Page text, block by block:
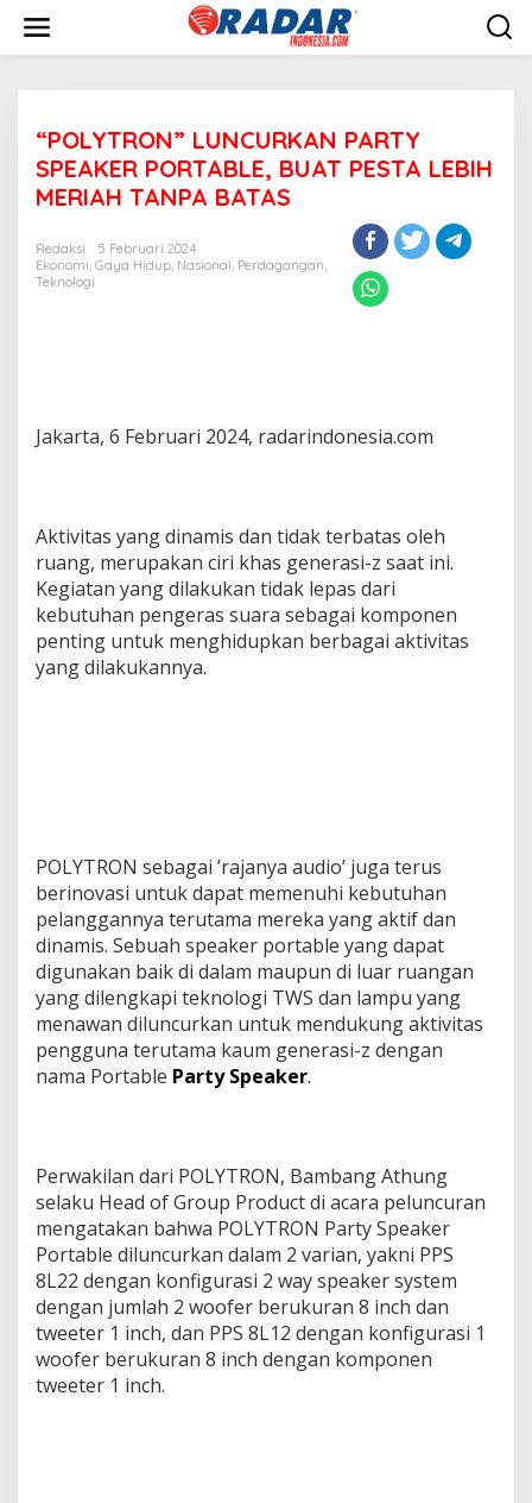
w
“POLYTRON” LUNCURKAN PARTY
SPEAKER PORTABLE, BUAT PESTA LEBIH
MERIAH TANPA BATAS
Redaksi
5 Februari 2024
Ekonomi, Gaya Hidup, Nasional, Perdagangan,
Teknologi
Jakarta, 6 Februari 2024, radarindonesia.com
Aktivitas yang dinamis dan tidak terbatas oleh
ruang, merupakan ciri khas generasi-z saat ini.
Kegiatan yang dilakukan tidak lepas dari
kebutuhan pengeras suara sebagai komponen
penting untuk menghidupkan berbagai aktivitas
yang dilakukannya.
POLYTRON sebagai ’rajanya audio’ juga terus
berinovasi untuk dapat memenuhi kebutuhan
pelanggannya terutama mereka yang aktif dan
dinamis. Sebuah speaker portable yang dapat
digunakan baik di dalam maupun di luar ruangan
yang dilengkapi teknologi TWS dan lampu yang
menawan diluncurkan untuk mendukung aktivitas
pengguna terutama kaum generasi-z dengan
nama Portable Party Speaker.
Perwakilan dari POLYTRON, Bambang Athung
selaku Head of Group Product di acara peluncuran
mengatakan bahwa POLYTRON Party Speaker
Portable diluncurkan dalam 2 varian, yakni PPS
8L22 dengan konfigurasi 2 way speaker system
dengan jumlah 2 woofer berukuran 8 inch dan
tweeter 1 inch, dan PPS 8L12 dengan konfigurasi 1
woofer berukuran 8 inch dengan komponen
tweeter 1 inch.